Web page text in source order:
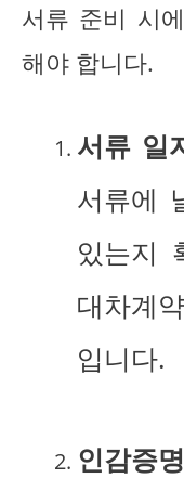
서류 준비 시
해야 합니다.
서류 일
서류에
있는지
대차계
입니다.
인감증